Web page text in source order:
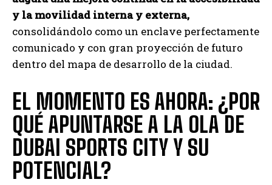
y la movilidad interna y externa,
consolidándolo como un enclave perfectamente
comunicado y con gran proyección de futuro
dentro del mapa de desarrollo de la ciudad.
EL MOMENTO ES AHORA: ¿POR
QUÉ APUNTARSE A LA OLA DE
DUBAI SPORTS CITY Y SU
POTENCIAL?